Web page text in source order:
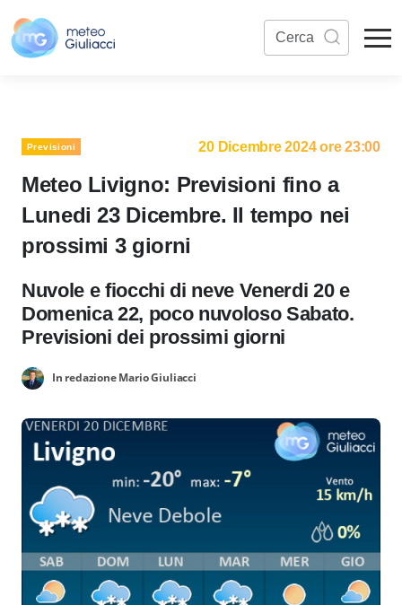
Previsioni 20 Dicembre 2024 ore 23:00
Meteo Livigno: Previsioni fino a
Lunedi 23 Dicembre. Il tempo nei
prossimi 3 giorni
Nuvole e fiocchi di neve Venerdi 20 e
Domenica 22, poco nuvoloso Sabato.
Previsioni dei prossimi giorni
In redazione Mario Giuliacci